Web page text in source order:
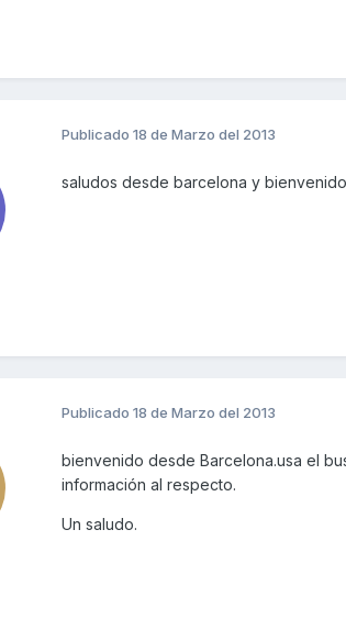
Publicado 18 de Marzo del 2013
saludos desde barcelona y
Publicado 18 de Marzo del 2013
bienvenido desde Barcelona.usa el
información al respecto.
Un saludo.